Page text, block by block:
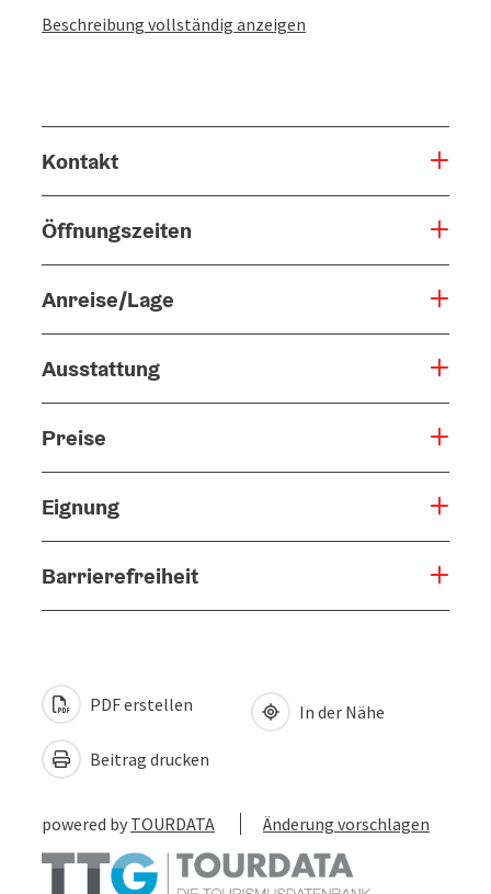
Beschreibung vollständig anzeigen
Kontakt
Öffnungszeiten
Anreise/Lage
Ausstattung
Preise
Eignung
Barrierefreiheit
PDF erstellen
Beitrag drucken
In der Nähe
powered by TOURDATA Änderung vorschlagen